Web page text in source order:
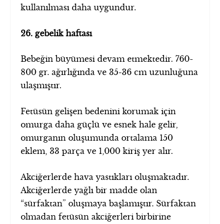
kullanılması daha uygundur.
26. gebelik haftası
Bebeğin büyümesi devam etmektedir. 760-
800 gr. ağırlığında ve 35-36 cm uzunluğuna
ulaşmıştır.
Fetüsün gelişen bedenini korumak için
omurga daha güçlü ve esnek hale gelir,
omurganın oluşumunda ortalama 150
eklem, 33 parça ve 1,000 kiriş yer alır.
Akciğerlerde hava yastıkları oluşmaktadır.
Akciğerlerde yağlı bir madde olan
“sürfaktan” oluşmaya başlamıştır. Sürfaktan
olmadan fetüsün akciğerleri birbirine